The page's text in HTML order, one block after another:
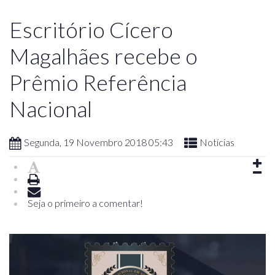
Escritório Cícero
Magalhães recebe o
Prêmio Referência
Nacional
Segunda, 19 Novembro 2018 05:43 Notícias
Seja o primeiro a comentar!